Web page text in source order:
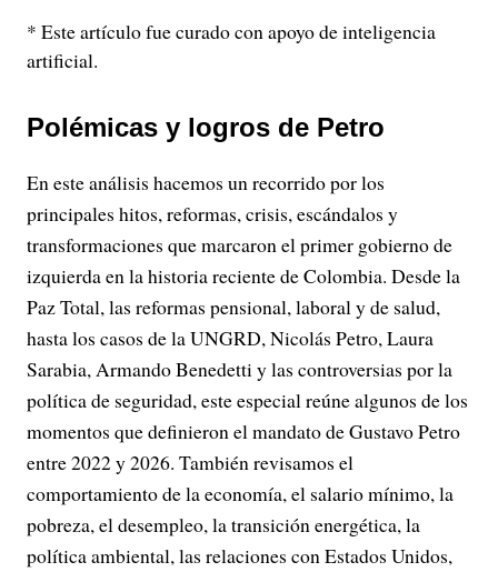
* Este artículo fue curado con apoyo de inteligencia
artificial.
Polémicas y logros de Petro
En este análisis hacemos un recorrido por los
principales hitos, reformas, crisis, escándalos y
transformaciones que marcaron el primer gobierno de
izquierda en la historia reciente de Colombia. Desde la
Paz Total, las reformas pensional, laboral y de salud,
hasta los casos de la UNGRD, Nicolás Petro, Laura
Sarabia, Armando Benedetti y las controversias por la
política de seguridad, este especial reúne algunos de los
momentos que definieron el mandato de Gustavo Petro
entre 2022 y 2026. También revisamos el
comportamiento de la economía, el salario mínimo, la
pobreza, el desempleo, la transición energética, la
política ambiental, las relaciones con Estados Unidos,